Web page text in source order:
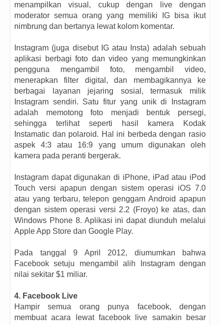
menampilkan visual, cukup dengan live dengan
moderator semua orang yang memiliki IG bisa ikut
nimbrung dan bertanya lewat kolom komentar.
Instagram (juga disebut IG atau Insta) adalah sebuah
aplikasi berbagi foto dan video yang memungkinkan
pengguna mengambil foto, mengambil video,
menerapkan filter digital, dan membagikannya ke
berbagai layanan jejaring sosial, termasuk milik
Instagram sendiri. Satu fitur yang unik di Instagram
adalah memotong foto menjadi bentuk persegi,
sehingga terlihat seperti hasil kamera Kodak
Instamatic dan polaroid. Hal ini berbeda dengan rasio
aspek 4:3 atau 16:9 yang umum digunakan oleh
kamera pada peranti bergerak.
Instagram dapat digunakan di iPhone, iPad atau iPod
Touch versi apapun dengan sistem operasi iOS 7.0
atau yang terbaru, telepon genggam Android apapun
dengan sistem operasi versi 2.2 (Froyo) ke atas, dan
Windows Phone 8. Aplikasi ini dapat diunduh melalui
Apple App Store dan Google Play.
Pada tanggal 9 April 2012, diumumkan bahwa
Facebook setuju mengambil alih Instagram dengan
nilai sekitar $1 miliar.
4. Facebook Live
Hampir semua orang punya facebook, dengan
membuat acara lewat facebook live samakin besar